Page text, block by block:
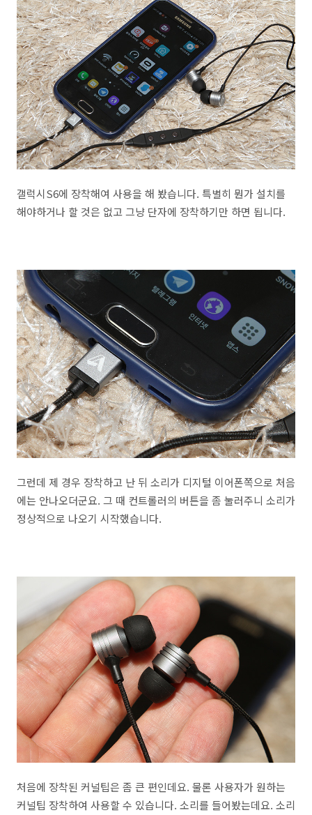
갤럭시S6에 장착해여 사용을 해 봤습니다. 특별히 뭔가 설치를
해야하거나 할 것은 없고 그냥 단자에 장착하기만 하면 됩니다.
그런데 제 경우 장착하고 난 뒤 소리가 디지털 이어폰쪽으로 처음
에는 안나오더군요. 그 때 컨트롤러의 버튼을 좀 눌러주니 소리가
정상적으로 나오기 시작했습니다.
처음에 장착된 커널팁은 좀 큰 편인데요. 물론 사용자가 원하는
커널팁 장착하여 사용할 수 있습니다. 소리를 들어봤는데요. 소리